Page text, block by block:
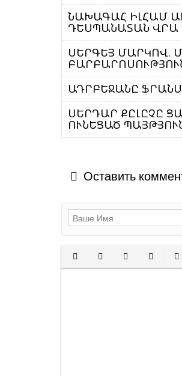
ՆԱԽԱԳԱՀ ԻԼՀԱՄ
ԴԵՍՊԱՆԱՏԱՆ ՎՐԱ
ՍԵՐԳԵՅ ՄԱՐԿՈՎ.
ԱԴՐԲԵՋԱՆԸ
ՍԵՐԴԱՐ ՔԸԼԸՉԸ
ՈՒՆԵՑԱԾ
Оставить
Полужирный
Курсив